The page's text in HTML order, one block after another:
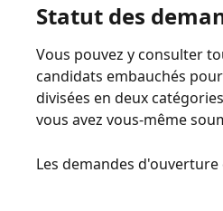
Statut des
Vous pouvez y consulter
candidats embauchés
divisées en deux
vous avez vous-même
Les demandes